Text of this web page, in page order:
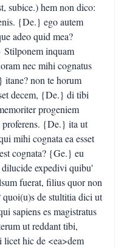
subice.) hem non dico:
{De.} ego autem
adeo quid mea?
inquam
nec mihi cognatus
non te horum
decem, {De.} di tibi
progeniem
proferens. {De.} ita ut
mihi cognata ea esset
cognata? {Ge.} eu
expedivi quibu'
fuerat, filius quor non
de stultitia dici ut
sapiens es magistratus
ut reddant tibi,
licet hic de <ea>dem